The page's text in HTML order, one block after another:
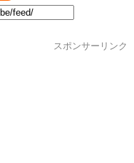
スポンサーリンク